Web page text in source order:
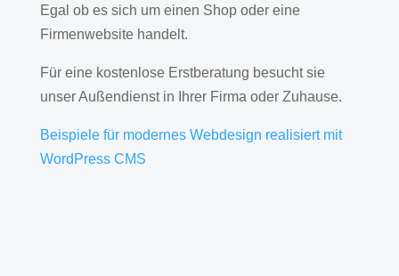
Egal ob es sich um einen Shop oder eine
Firmenwebsite handelt.
Für eine kostenlose Erstberatung besucht sie
unser Außendienst in Ihrer Firma oder Zuhause.
Beispiele für modernes Webdesign realisiert mit
WordPress CMS